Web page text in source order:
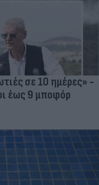
σε 10 ημέρες» -
έως 9 μποφόρ